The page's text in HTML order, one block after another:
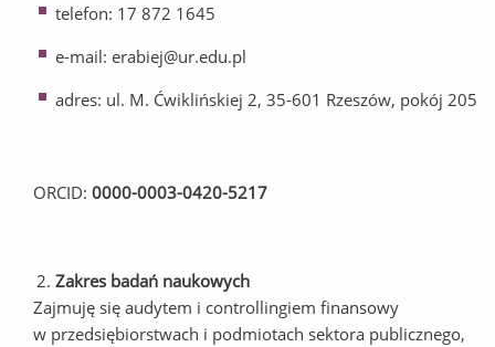
telefon: 17 872 1645
e-mail: erabiej@ur.edu.pl
adres: ul. M. Ćwiklińskiej 2, 35-601 Rzeszów, pokój 205
ORCID: 0000-0003-0420-5217
Zakres badań naukowych
Zajmuję się audytem i controllingiem finansowy
w przedsiębiorstwach i podmiotach sektora publicznego,